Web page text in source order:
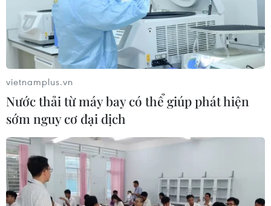
vietnamplus.vn
Nước thải từ máy bay có thể giúp phát hiện
sớm nguy cơ đại dịch